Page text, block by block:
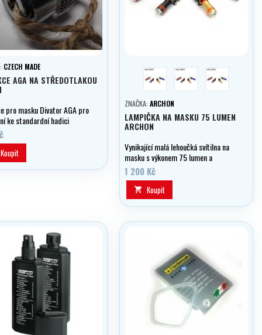
CZECH MADE
AGA NA STŘEDOTLAKOU
pro masku Divator AGA pro
ke standardní hadici
Koupit
červená
ZNAČKA: ARCHON
LAMPIČKA NA MASKU 75 LUMEN
ARCHON
Vynikající malá lehoučká svítilna na
masku s výkonem 75 lumen a
úchytem na řemínek masky.
1 200 Kč
 Koupit